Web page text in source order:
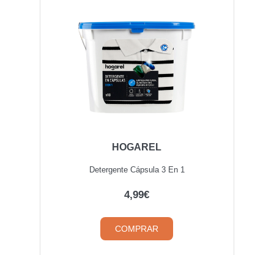
HOGAREL
Detergente Cápsula 3 En 1
4,99€
COMPRAR